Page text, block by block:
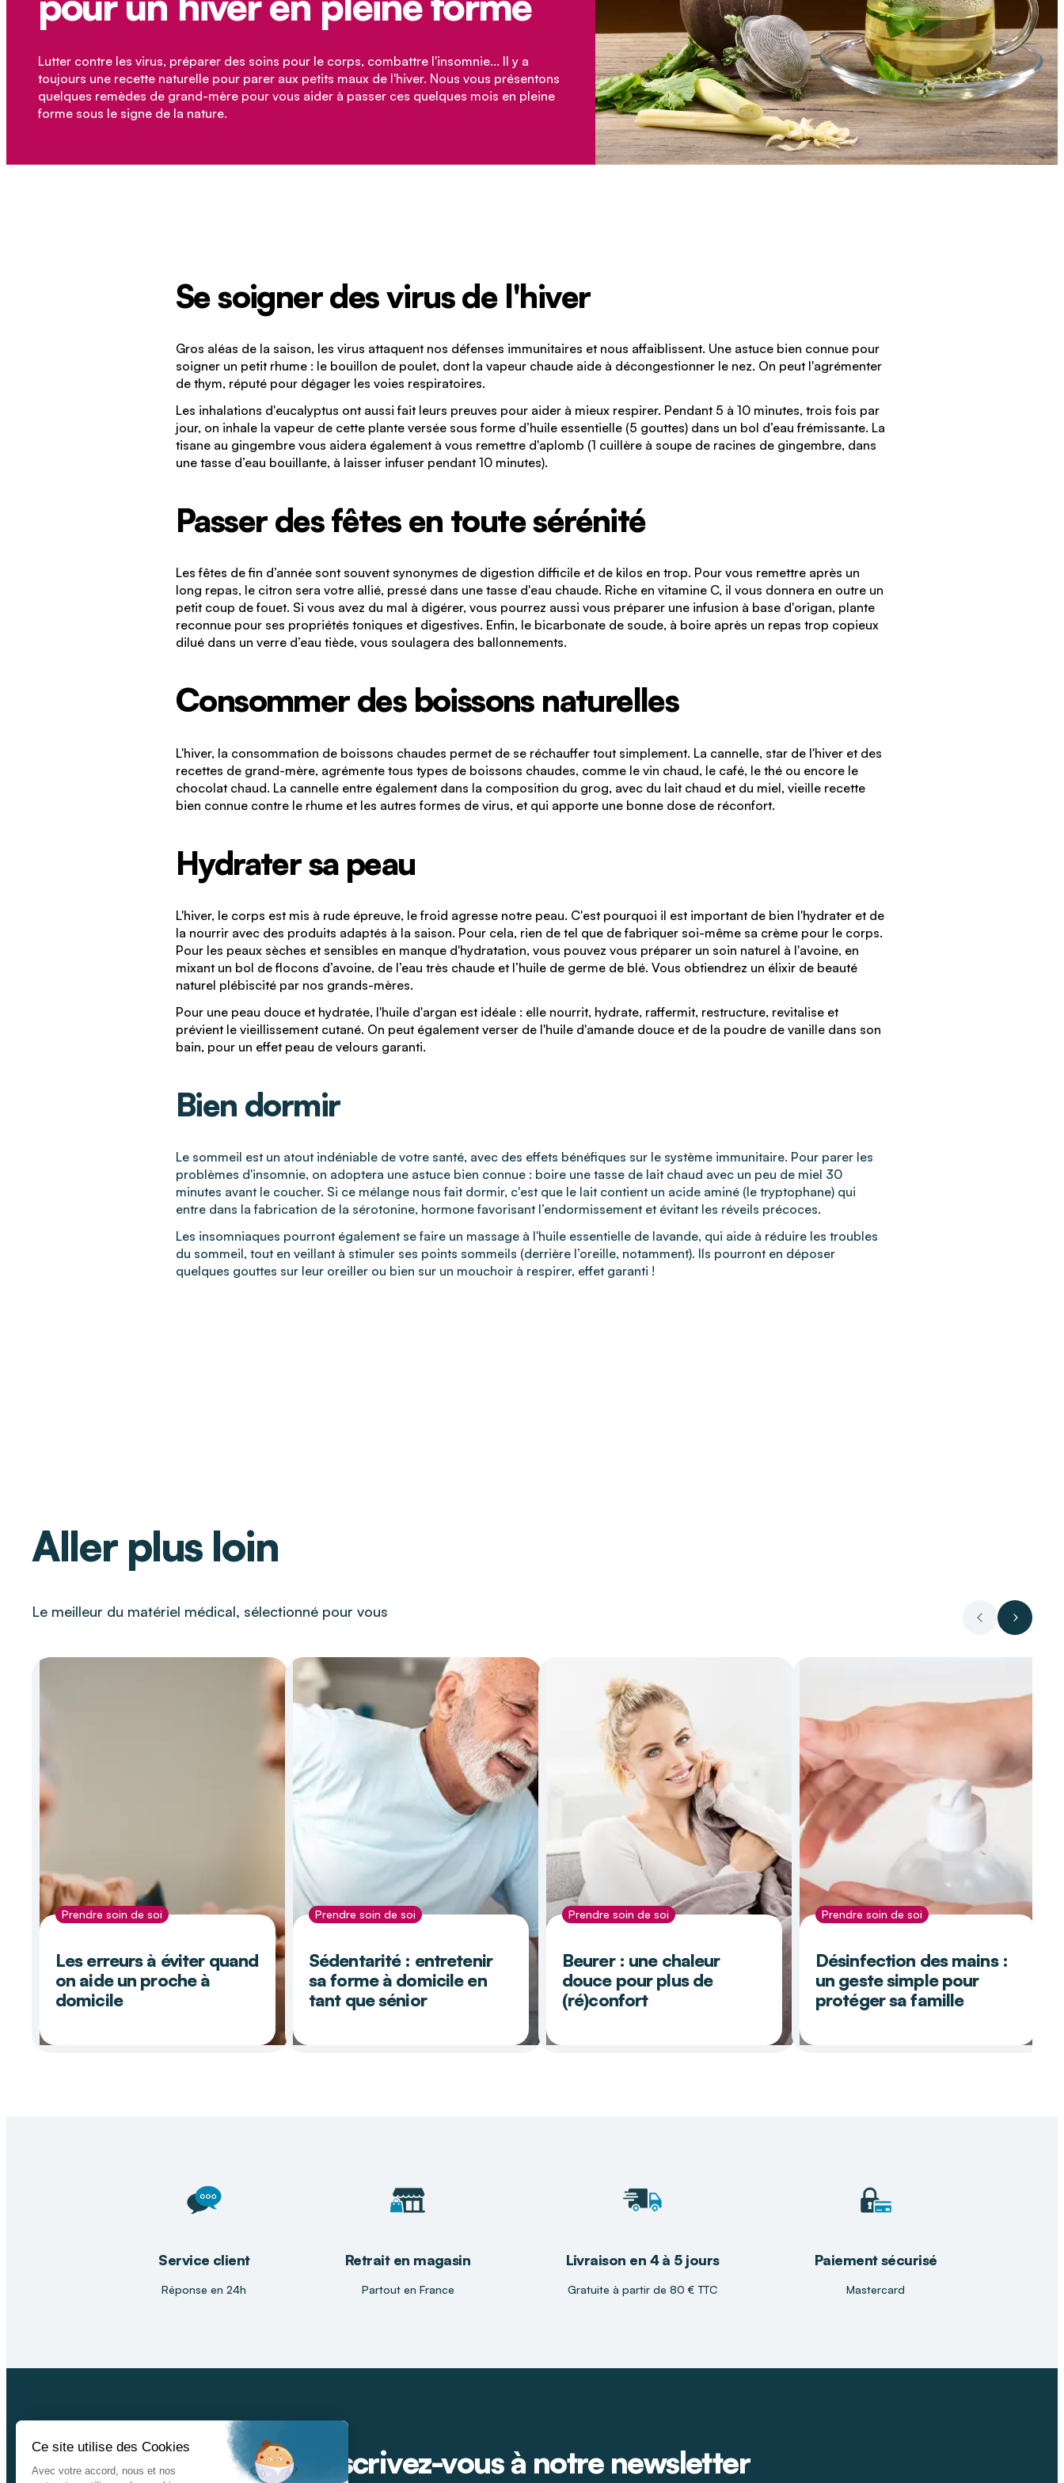
Lutter contre les virus, préparer des soins pour le corps, combattre l'insomnie... Il y a
toujours une recette naturelle pour parer aux petits maux de l'hiver. Nous vous présentons
quelques remèdes de grand-mère pour vous aider à passer ces quelques mois en pleine
forme sous le signe de la nature.
Se soigner des virus de l'hiver
Gros aléas de la saison, les virus attaquent nos défenses immunitaires et nous affaiblissent. Une astuce bien connue pour
soigner un petit rhume : le bouillon de poulet, dont la vapeur chaude aide à décongestionner le nez. On peut l'agrémenter
de thym, réputé pour dégager les voies respiratoires.
Les inhalations d'eucalyptus ont aussi fait leurs preuves pour aider à mieux respirer. Pendant 5 à 10 minutes, trois fois par
jour, on inhale la vapeur de cette plante versée sous forme d’huile essentielle (5 gouttes) dans un bol d’eau frémissante. La
tisane au gingembre vous aidera également à vous remettre d'aplomb (1 cuillère à soupe de racines de gingembre, dans
une tasse d’eau bouillante, à laisser infuser pendant 10 minutes).
Passer des fêtes en toute sérénité
Les fêtes de fin d’année sont souvent synonymes de digestion difficile et de kilos en trop. Pour vous remettre après un
long repas, le citron sera votre allié, pressé dans une tasse d'eau chaude. Riche en vitamine C, il vous donnera en outre un
petit coup de fouet. Si vous avez du mal à digérer, vous pourrez aussi vous préparer une infusion à base d'origan, plante
reconnue pour ses propriétés toniques et digestives. Enfin, le bicarbonate de soude, à boire après un repas trop copieux
dilué dans un verre d’eau tiède, vous soulagera des ballonnements.
Consommer des boissons naturelles
L'hiver, la consommation de boissons chaudes permet de se réchauffer tout simplement. La cannelle, star de l'hiver et des
recettes de grand-mère, agrémente tous types de boissons chaudes, comme le vin chaud, le café, le thé ou encore le
chocolat chaud. La cannelle entre également dans la composition du grog, avec du lait chaud et du miel, vieille recette
bien connue contre le rhume et les autres formes de virus, et qui apporte une bonne dose de réconfort.
Hydrater sa peau
L'hiver, le corps est mis à rude épreuve, le froid agresse notre peau. C'est pourquoi il est important de bien l'hydrater et de
la nourrir avec des produits adaptés à la saison. Pour cela, rien de tel que de fabriquer soi-même sa crème pour le corps.
Pour les peaux sèches et sensibles en manque d'hydratation, vous pouvez vous préparer un soin naturel à l'avoine, en
mixant un bol de flocons d’avoine, de l’eau très chaude et l’huile de germe de blé. Vous obtiendrez un élixir de beauté
naturel plébiscité par nos grands-mères.
Pour une peau douce et hydratée, l'huile d'argan est idéale : elle nourrit, hydrate, raffermit, restructure, revitalise et
prévient le vieillissement cutané. On peut également verser de l'huile d'amande douce et de la poudre de vanille dans son
bain, pour un effet peau de velours garanti.
Bien dormir
Le sommeil est un atout indéniable de votre santé, avec des effets bénéfiques sur le système immunitaire. Pour parer les
problèmes d'insomnie, on adoptera une astuce bien connue : boire une tasse de lait chaud avec un peu de miel 30
minutes avant le coucher. Si ce mélange nous fait dormir, c'est que le lait contient un acide aminé (le tryptophane) qui
entre dans la fabrication de la sérotonine, hormone favorisant l’endormissement et évitant les réveils précoces.
Les insomniaques pourront également se faire un massage à l'huile essentielle de lavande, qui aide à réduire les troubles
du sommeil, tout en veillant à stimuler ses points sommeils (derrière l’oreille, notamment). Ils pourront en déposer
quelques gouttes sur leur oreiller ou bien sur un mouchoir à respirer, effet garanti !
Aller plus loin
Le meilleur du matériel médical, sélectionné pour vous
PrécédentSuivant
Prendre soin de soi
Les erreurs à éviter quand
on aide un proche à
domicile
Prendre soin de soi
Sédentarité : entretenir
sa forme à domicile en
tant que sénior
Prendre soin de soi
Beurer : une chaleur
douce pour plus de
(ré)confort
Prendre soin de soi
Désinfection des mains :
un geste simple pour
protéger sa famille
Service client
Réponse en 24h
Retrait en magasin
Partout en France
Livraison en 4 à 5 jours
Gratuite à partir de 80 € TTC
Paiement sécurisé
Mastercard
Inscrivez-vous à notre newsletter